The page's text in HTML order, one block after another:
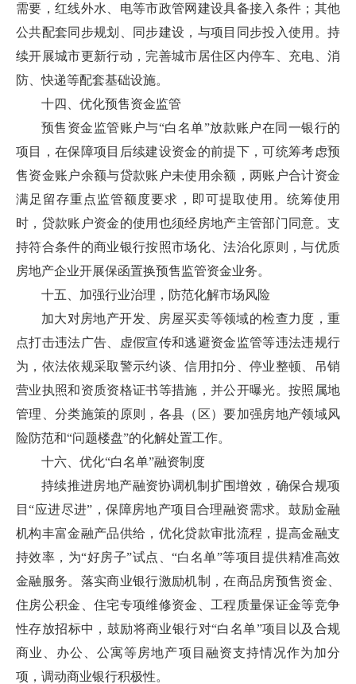
需要，红线外水、电等市政管网建设具备接入条件；其他
公共配套同步规划、同步建设，与项目同步投入使用。持
续开展城市更新行动，完善城市居住区内停车、充电、消
防、快递等配套基础设施。
十四、优化预售资金监管
预售资金监管账户与“白名单”放款账户在同一银行的
项目，在保障项目后续建设资金的前提下，可统筹考虑预
售资金账户余额与贷款账户未使用余额，两账户合计资金
满足留存重点监管额度要求，即可提取使用。统筹使用
时，贷款账户资金的使用也须经房地产主管部门同意。支
持符合条件的商业银行按照市场化、法治化原则，与优质
房地产企业开展保函置换预售监管资金业务。
十五、加强行业治理，防范化解市场风险
加大对房地产开发、房屋买卖等领域的检查力度，重
点打击违法广告、虚假宣传和逃避资金监管等违法违规行
为，依法依规采取警示约谈、信用扣分、停业整顿、吊销
营业执照和资质资格证书等措施，并公开曝光。按照属地
管理、分类施策的原则，各县（区）要加强房地产领域风
险防范和“问题楼盘”的化解处置工作。
十六、优化“白名单”融资制度
持续推进房地产融资协调机制扩围增效，确保合规项
目“应进尽进”，保障房地产项目合理融资需求。鼓励金融
机构丰富金融产品供给，优化贷款审批流程，提高金融支
持效率，为“好房子”试点、“白名单”等项目提供精准高效
金融服务。落实商业银行激励机制，在商品房预售资金、
住房公积金、住宅专项维修资金、工程质量保证金等竞争
性存放招标中，鼓励将商业银行对“白名单”项目以及合规
商业、办公、公寓等房地产项目融资支持情况作为加分
项，调动商业银行积极性。